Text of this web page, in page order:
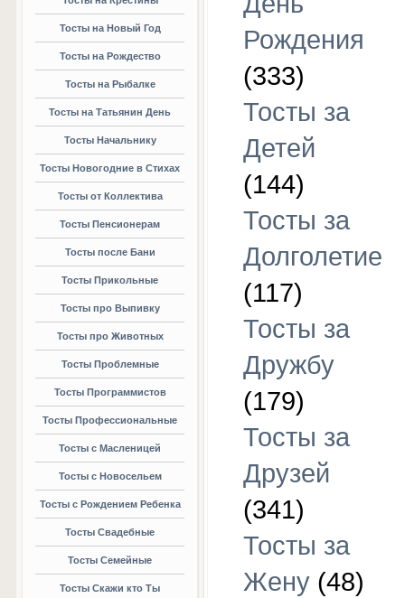
Тосты на Новый Год
Тосты на Рождество
Тосты на Рыбалке
Тосты на Татьянин День
Тосты Начальнику
Тосты Новогодние в Стихах
Тосты от Коллектива
Тосты Пенсионерам
Тосты после Бани
Тосты Прикольные
Тосты про Выпивку
Тосты про Животных
Тосты Проблемные
Тосты Программистов
Тосты Профессиональные
Тосты с Масленицей
Тосты с Новосельем
Тосты с Рождением Ребенка
Тосты Свадебные
Тосты Семейные
Тосты Скажи кто Ты
Рождения
(333)
Тосты за
Детей
(144)
Тосты за
Долголетие
(117)
Тосты за
Дружбу
(179)
Тосты за
Друзей
(341)
Тосты за
Жену (48)